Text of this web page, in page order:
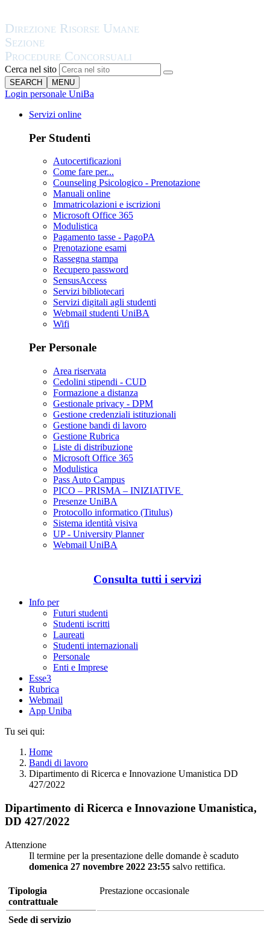
Cerca nel sito
SEARCH MENU
Login personale UniBa
Servizi online
Per Studenti
Autocertificazioni
Come fare per...
Counseling Psicologico - Prenotazione
Manuali online
Immatricolazioni e iscrizioni
Microsoft Office 365
Modulistica
Pagamento tasse - PagoPA
Prenotazione esami
Rassegna stampa
Recupero password
SensusAccess
Servizi bibliotecari
Servizi digitali agli studenti
Webmail studenti UniBA
Wifi
Per Personale
Area riservata
Cedolini stipendi - CUD
Formazione a distanza
Gestionale privacy - DPM
Gestione credenziali istituzionali
Gestione bandi di lavoro
Gestione Rubrica
Liste di distribuzione
Microsoft Office 365
Modulistica
Pass Auto Campus
PICO – PRISMA – INIZIATIVE
Presenze UniBA
Protocollo informatico (Titulus)
Sistema identità visiva
UP - University Planner
Webmail UniBA
Consulta tutti i servizi
Info per
Futuri studenti
Studenti iscritti
Laureati
Studenti internazionali
Personale
Enti e Imprese
Esse3
Rubrica
Webmail
App Uniba
Tu sei qui:
Home
Bandi di lavoro
Dipartimento di Ricerca e Innovazione Umanistica DD
427/2022
Dipartimento di Ricerca e Innovazione Umanistica,
DD 427/2022
Attenzione
Il termine per la presentazione delle domande è scaduto
domenica 27 novembre 2022 23:55 salvo rettifica.
Tipologia
contrattuale
Prestazione occasionale
Sede di servizio